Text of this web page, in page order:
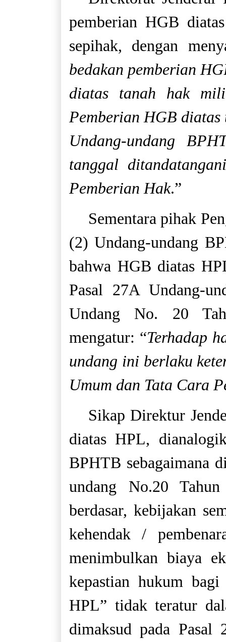
pemberian HGB
sepihak, dengan
bedakan pemberian
diatas tanah hak
Pemberian HGB diatas
Undang-undang
tanggal
Pemberian Hak.”
Sementara pihak
(2) Undang-undang
bahwa HGB diatas
Pasal 27A Undang-
Undang No. 20
mengatur: “Terhadap
undang ini berlaku
Umum dan Tata Cara
Sikap Direktur
diatas HPL,
BPHTB sebagaimana
undang No.20
berdasar, kebijakan
kehendak /
menimbulkan biaya
kepastian hukum
HPL” tidak teratur
dimaksud pada